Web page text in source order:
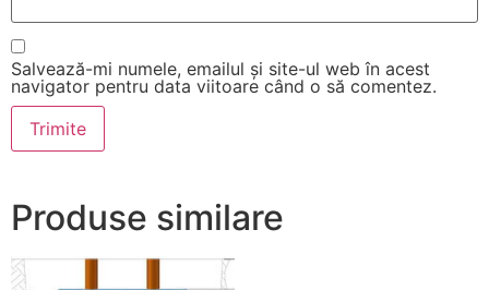
Salvează-mi numele, emailul și site-ul web în acest
navigator pentru data viitoare când o să comentez.
Produse similare